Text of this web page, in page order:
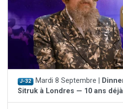
J-32 Mardi 8 Septembre |
Sitruk à Londres — 10 ans déjà